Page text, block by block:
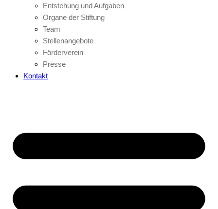
Entstehung und Aufgaben
Organe der Stiftung
Team
Stellenangebote
Förderverein
Presse
Kontakt